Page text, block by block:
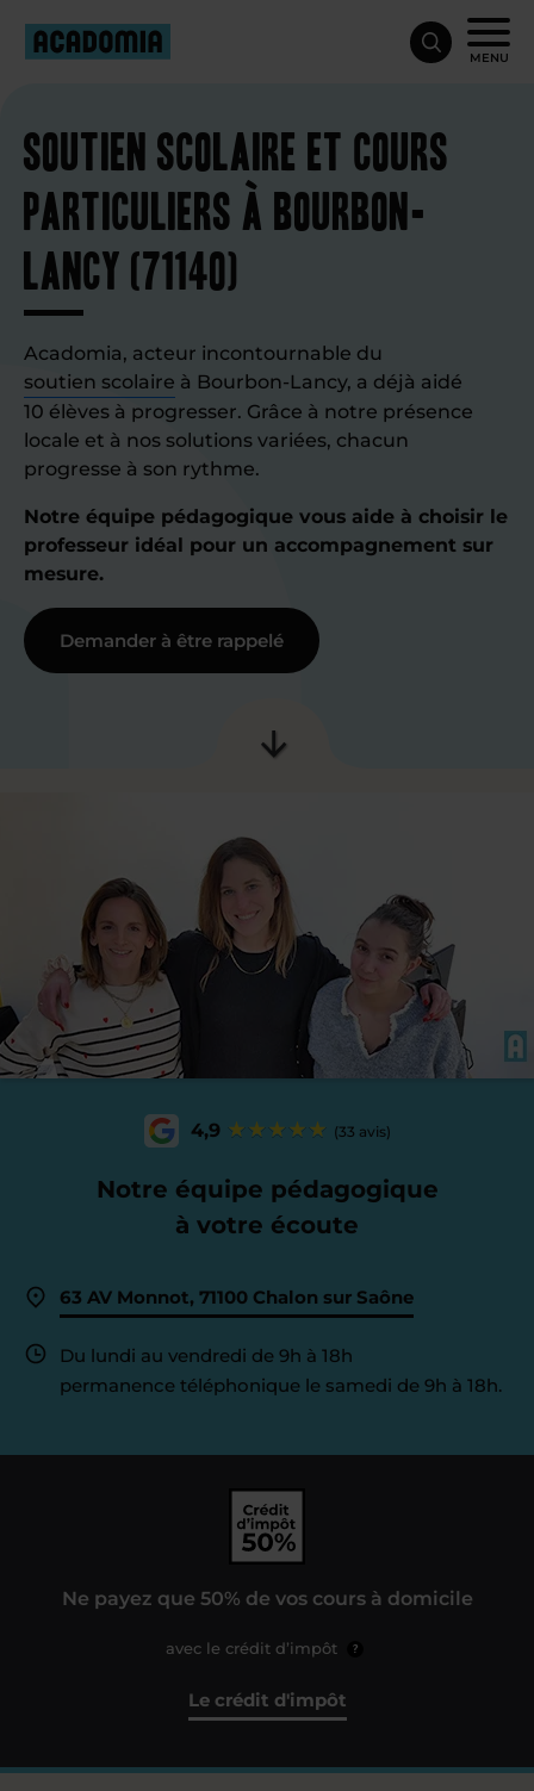
MENU
Soutien scolaire et cours
particuliers à Bourbon-
Lancy (71140)
Acadomia, acteur incontournable du
soutien scolaire à Bourbon-Lancy, a déjà aidé
10 élèves à progresser. Grâce à notre présence
locale et à nos solutions variées, chacun
progresse à son rythme.
Notre équipe pédagogique vous aide à choisir le
professeur idéal pour un accompagnement sur
mesure.
Demander à être rappelé
4,9 (33 avis)
Notre équipe pédagogique
à votre écoute
63 AV Monnot, 71100 Chalon sur Saône
Du lundi au vendredi de 9h à 18h
permanence téléphonique le samedi de 9h à 18h.
Ne payez que 50% de vos cours à domicile
avec le crédit d’impôt ?
Le crédit d'impôt